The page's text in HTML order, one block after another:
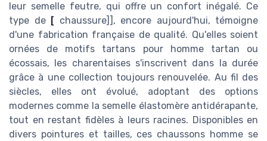
leur semelle feutre, qui offre un confort inégalé. Ce
type de [ chaussure]], encore aujourd'hui, témoigne
d'une fabrication française de qualité. Qu'elles soient
ornées de motifs tartans pour homme tartan ou
écossais, les charentaises s'inscrivent dans la durée
grâce à une collection toujours renouvelée. Au fil des
siècles, elles ont évolué, adoptant des options
modernes comme la semelle élastomère antidérapante,
tout en restant fidèles à leurs racines. Disponibles en
divers pointures et tailles, ces chaussons homme se